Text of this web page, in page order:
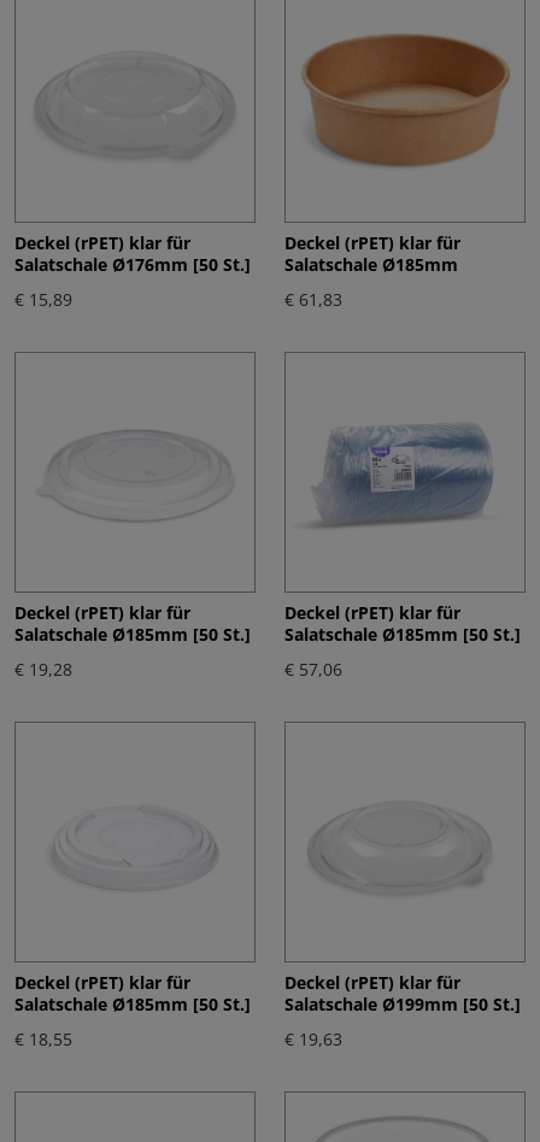
Deckel (rPET) klar für
Salatschale Ø176mm [50 St.]
€ 15,89
Deckel (rPET) klar für
Salatschale Ø185mm
€ 61,83
Deckel (rPET) klar für
Salatschale Ø185mm [50 St.]
€ 19,28
Deckel (rPET) klar für
Salatschale Ø185mm [50 St.]
€ 57,06
Deckel (rPET) klar für
Salatschale Ø185mm [50 St.]
€ 18,55
Deckel (rPET) klar für
Salatschale Ø199mm [50 St.]
€ 19,63